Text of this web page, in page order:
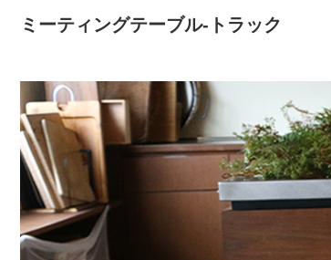
ミーティングテーブル-トラック